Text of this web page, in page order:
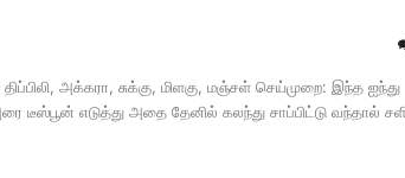
அக்கரா, சுக்கு, மிளகு, மஞ்சள் செய்முறை: இந்த ஐந்து
டீஸ்பூன் எடுத்து அதை தேனில் கலந்து சாப்பிட்டு வந்தால்